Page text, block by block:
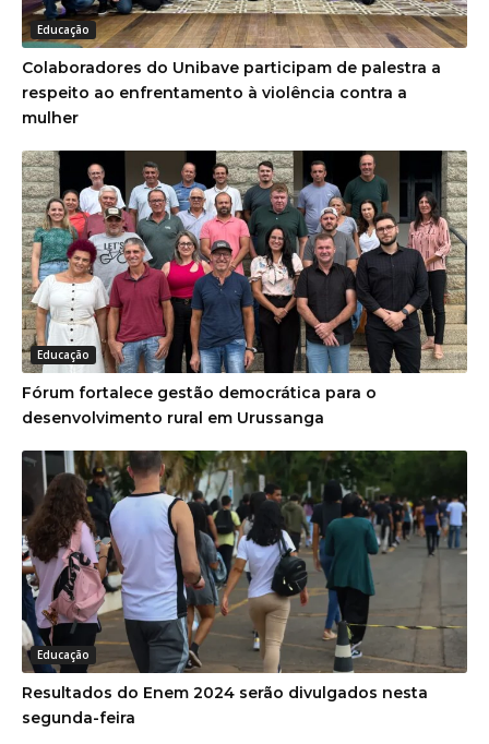
Educação
Colaboradores do Unibave participam de palestra a
respeito ao enfrentamento à violência contra a
mulher
Educação
Fórum fortalece gestão democrática para o
desenvolvimento rural em Urussanga
Educação
Resultados do Enem 2024 serão divulgados nesta
segunda-feira